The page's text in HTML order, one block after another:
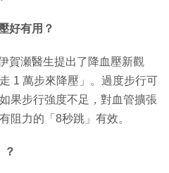
好有用？
賀瀬醫生提出了降血壓新觀
1 萬步來降壓」。過度步行可
果步行強度不足，對血管擴張
阻力的「8秒跳」有效。
？